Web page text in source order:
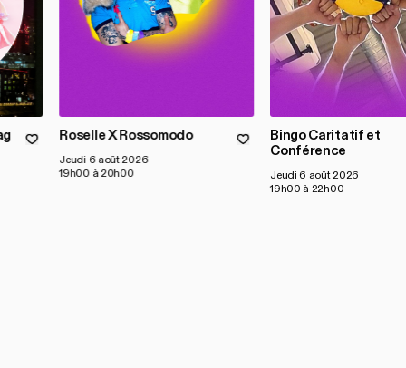
Roselle X Rossomodo
Jeudi 6 août 2026
19h00 à 20h00
Bingo Caritatif et
Conférence
Jeudi 6 août 2026
19h00 à 22h00